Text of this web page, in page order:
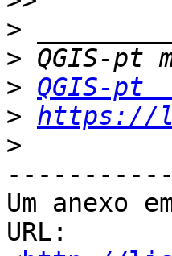
>
>
> QGIS-pt
> https://
>
Um anexo
URL: